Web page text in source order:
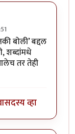
बोली’ बद्दल
शब्दांमधे
तर तेही
सदस्य व्हा